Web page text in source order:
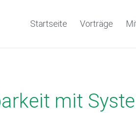
Startseite Vorträge
mit